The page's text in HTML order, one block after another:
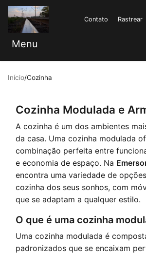
Contato Rastrear
Menu
Início/Cozinha
Cozinha Modulada e
A cozinha é um dos ambientes
da casa. Uma cozinha modulada
combinação perfeita entre
e economia de espaço. Na
encontra uma variedade de
cozinha dos seus sonhos, com
que se adaptam a qualquer estilo.
O que é uma cozinha
Uma cozinha modulada é
padronizados que se encaixam